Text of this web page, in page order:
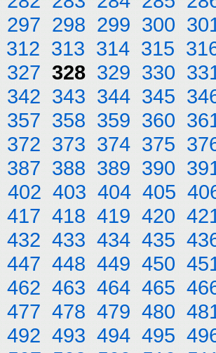
297 298 299 300
312 313 314 315
327 328 329 330
342 343 344 345
357 358 359 360
372 373 374 375
387 388 389 390
402 403 404 405
417 418 419 420
432 433 434 435
447 448 449 450
462 463 464 465
477 478 479 480
492 493 494 495